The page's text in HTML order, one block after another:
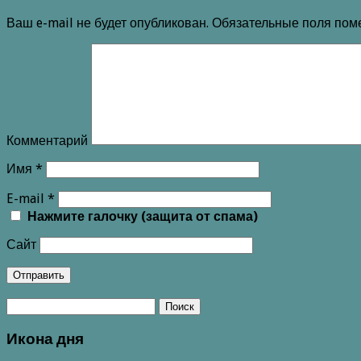
Ваш e-mail не будет опубликован. Обязательные поля
Комментарий
Имя *
E-mail *
Нажмите галочку (защита от спама)
Сайт
Икона дня